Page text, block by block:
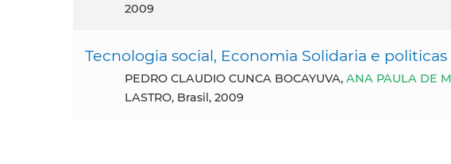
2009
Tecnologia social, Economia Solidaria e
PEDRO CLAUDIO CUNCA BOCAYUVA, ANA PAULA DE
LASTRO, Brasil, 2009